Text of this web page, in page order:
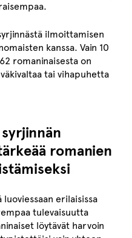
ilmoittamisen
kanssa. Vain 10
romaninaisesta on
tai vihapuhetta
romanien
erilaisissa
tulevaisuutta
löytävät harvoin